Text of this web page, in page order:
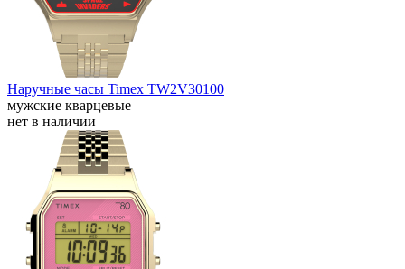
Наручные часы Timex TW2V30100
мужские кварцевые
нет в наличии